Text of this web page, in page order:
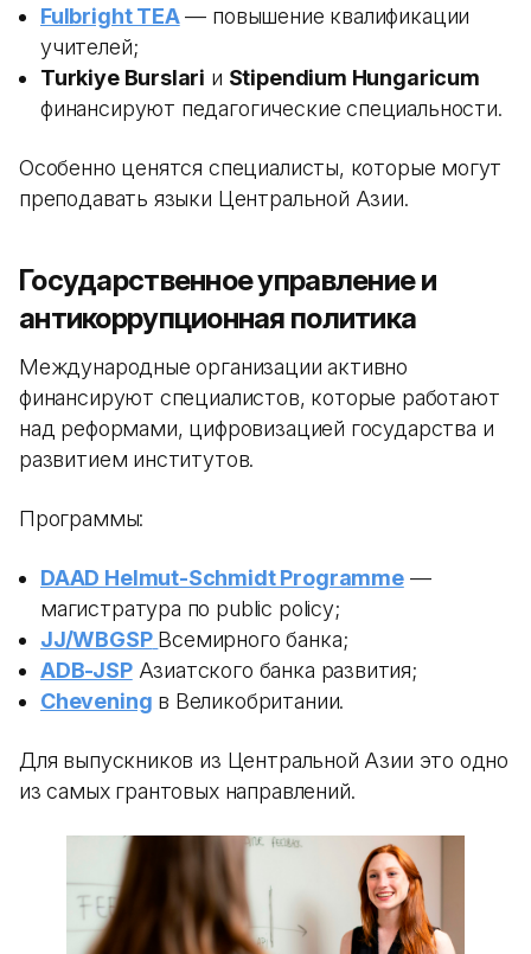
Fulbright TEA— повышение квалификации
учителей;
Turkiye Burslari и Stipendium Hungaricum
финансируют педагогические специальности.
Особенно ценятся специалисты, которые могут
преподавать языки Центральной Азии.
Государственное управление и
антикоррупционная политика
Международные организации активно
финансируют специалистов, которые работают
над реформами, цифровизацией государства и
развитием институтов.
Программы:
DAAD Helmut-Schmidt Programme—
магистратура по public policy;
JJ/WBGSP Всемирного банка;
ADB-JSPАзиатского банка развития;
Chevening в Великобритании.
Для выпускников из Центральной Азии это одно
из самых грантовых направлений.